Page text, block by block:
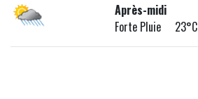
Après-midi
Forte Pluie 23°C